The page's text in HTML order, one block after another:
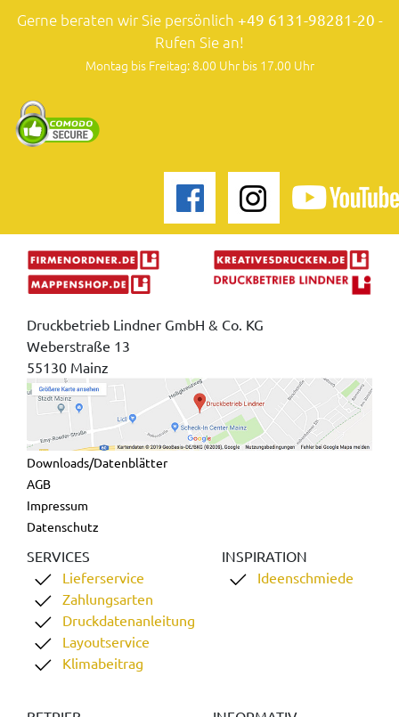
Gerne beraten wir Sie persönlich +49 6131-98281-20 -
Rufen Sie an!
Montag bis Freitag: 8.00 Uhr bis 17.00 Uhr
Druckbetrieb Lindner GmbH & Co. KG
Weberstraße 13
55130 Mainz
Downloads/Datenblätter
AGB
Impressum
Datenschutz
SERVICES
Lieferservice
Zahlungsarten
Druckdatenanleitung
Layoutservice
Klimabeitrag
INSPIRATION
Ideenschmiede